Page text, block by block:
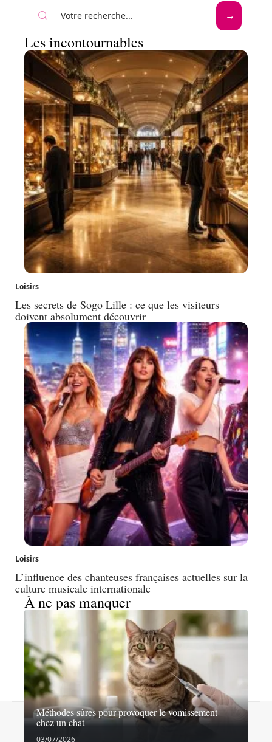
Les incontournables
Loisirs
Les secrets de Sogo Lille : ce que les visiteurs
doivent absolument découvrir
Loisirs
L’influence des chanteuses françaises actuelles sur la
culture musicale internationale
À ne pas manquer
Méthodes sûres pour provoquer le vomissement
chez un chat
03/07/2026
Contact Mentions légales Sitemap